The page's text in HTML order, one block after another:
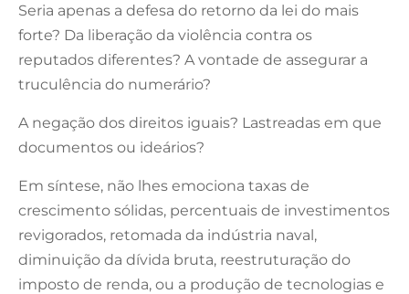
Seria apenas a defesa do retorno da lei do mais
forte? Da liberação da violência contra os
reputados diferentes? A vontade de assegurar a
truculência do numerário?
A negação dos direitos iguais? Lastreadas em que
documentos ou ideários?
Em síntese, não lhes emociona taxas de
crescimento sólidas, percentuais de investimentos
revigorados, retomada da indústria naval,
diminuição da dívida bruta, reestruturação do
imposto de renda, ou a produção de tecnologias e